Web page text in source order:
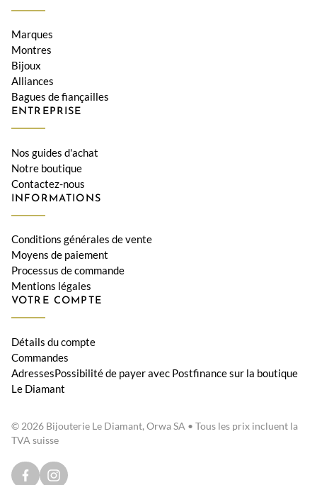
Marques
Montres
Bijoux
Alliances
Bagues de fiançailles
ENTREPRISE
Nos guides d'achat
Notre boutique
Contactez-nous
INFORMATIONS
Conditions générales de vente
Moyens de paiement
Processus de commande
Mentions légales
VOTRE COMPTE
Détails du compte
Commandes
AdressesPossibilité de payer avec Postfinance sur la boutique
Le Diamant
© 2026 Bijouterie Le Diamant, Orwa SA • Tous les prix incluent la
TVA suisse